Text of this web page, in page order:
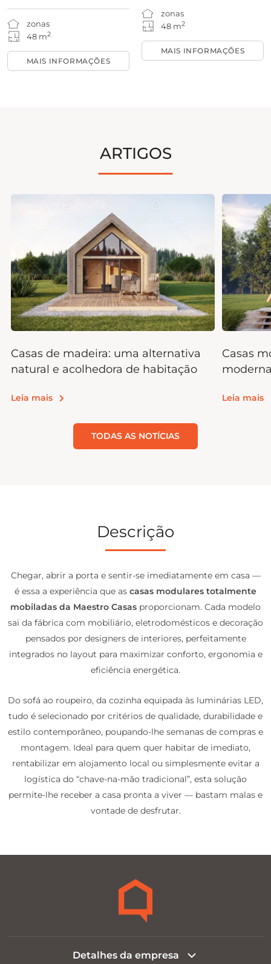
zonas
48 m2
MAIS INFORMAÇÕES
zonas
48 m2
MAIS INFORMAÇÕES
ARTIGOS
TODAS AS NOTÍCIAS
Casas de madeira: uma alternativa
natural e acolhedora de habitação
Leia mais
Casas
Leia mais
Descrição
Chegar, abrir a porta e sentir-se imediatamente em casa —
é essa a experiência que as casas modulares totalmente
mobiladas da Maestro Casas proporcionam. Cada modelo
sai da fábrica com mobiliário, eletrodomésticos e decoração
pensados por designers de interiores, perfeitamente
integrados no layout para maximizar conforto, ergonomia e
eficiência energética.
Do sofá ao roupeiro, da cozinha equipada às luminárias LED,
tudo é selecionado por critérios de qualidade, durabilidade e
estilo contemporâneo, poupando-lhe semanas de compras e
montagem. Ideal para quem quer habitar de imediato,
rentabilizar em alojamento local ou simplesmente evitar a
logística do “chave-na-mão tradicional”, esta solução
permite-lhe receber a casa pronta a viver — bastam malas e
vontade de desfrutar.
Detalhes da empresa